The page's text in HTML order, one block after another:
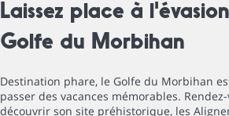
Laissez place à
Golfe du Morbihan
Destination phare, le Golfe du Morbihan
passer des vacances mémorables.
découvrir son site préhistorique, les